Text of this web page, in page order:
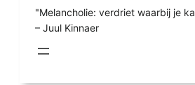
"Melancholie: verdriet waarbij je
– Juul Kinnaer